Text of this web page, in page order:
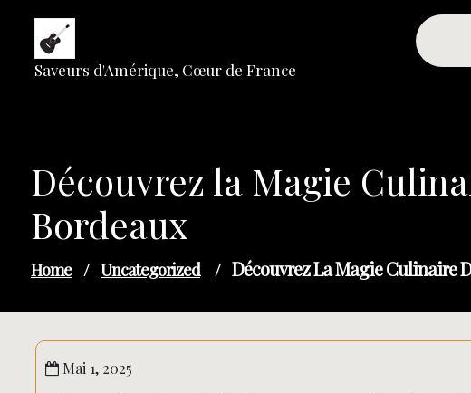
content
Saveurs d'Amérique, Cœur de France
Découvrez la Magie
Bordeaux
Home / Uncategorized / Découvrez La Magie Culinaire
Mai 1, 2025